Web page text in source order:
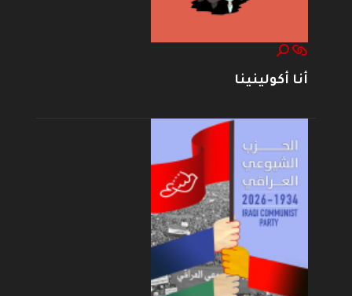
أنا أكولينينا